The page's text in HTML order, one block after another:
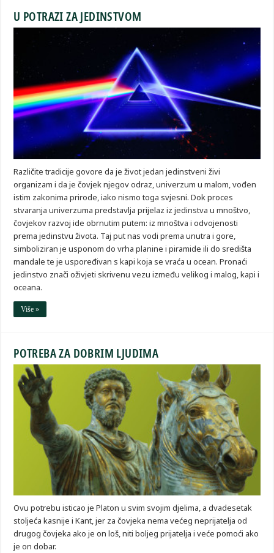
U POTRAZI ZA JEDINSTVOM
Različite tradicije govore da je život jedan jedinstveni živi
organizam i da je čovjek njegov odraz, univerzum u malom, vođen
istim zakonima prirode, iako nismo toga svjesni. Dok proces
stvaranja univerzuma predstavlja prijelaz iz jedinstva u mnoštvo,
čovjekov razvoj ide obrnutim putem: iz mnoštva i odvojenosti
prema jedinstvu života. Taj put nas vodi prema unutra i gore,
simboliziran je usponom do vrha planine i piramide ili do središta
mandale te je uspoređivan s kapi koja se vraća u ocean. Pronaći
jedinstvo znači oživjeti skrivenu vezu između velikog i malog, kapi i
oceana.
Više »
POTREBA ZA DOBRIM LJUDIMA
Ovu potrebu isticao je Platon u svim svojim djelima, a dvadesetak
stoljeća kasnije i Kant, jer za čovjeka nema većeg neprijatelja od
drugog čovjeka ako je on loš, niti boljeg prijatelja i veće pomoći ako
je on dobar.